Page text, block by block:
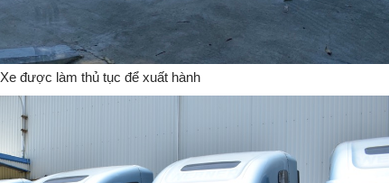
Xe được làm thủ tục để xuất hành